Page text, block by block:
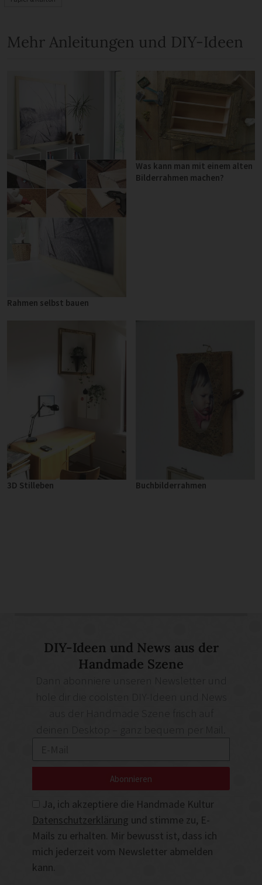
Mehr Anleitungen und DIY-Ideen
Rahmen selbst bauen
Was kann man mit einem alten
Bilderrahmen machen?
3D Stilleben Buchbilderrahmen
DIY-Ideen und News aus der
Handmade Szene
deinen Desktop – ganz bequem per Mail.
Ja, ich akzeptiere die Handmade Kultur
Datenschutzerklärung und stimme zu, E-
Mails zu erhalten. Mir bewusst ist, dass ich
mich jederzeit vom Newsletter abmelden
kann.
Abonnieren